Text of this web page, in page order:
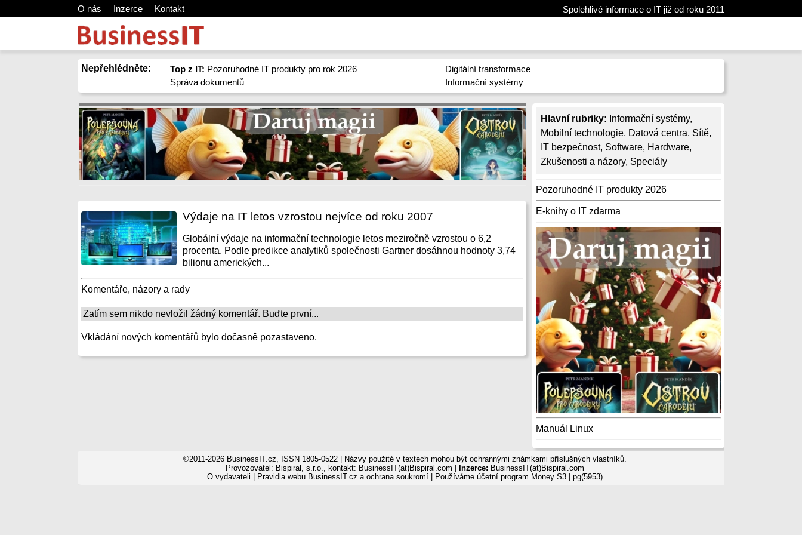
O nás Inzerce Kontakt Spolehlivé informace o IT již od roku 2011
Nepřehlédněte: Top z IT: Pozoruhodné IT produkty pro rok 2026
Správa dokumentů
Digitální transformace
Informační systémy
Hlavní rubriky: Informační systémy,
Mobilní technologie, Datová centra, Sítě,
IT bezpečnost, Software, Hardware,
Zkušenosti a názory, Speciály
Pozoruhodné IT produkty 2026
E-knihy o IT zdarma
Manuál Linux
Výdaje na IT letos vzrostou nejvíce od roku 2007
Globální výdaje na informační technologie letos meziročně vzrostou o 6,2
procenta. Podle predikce analytiků společnosti Gartner dosáhnou hodnoty 3,74
bilionu amerických...
Komentáře, názory a rady
Zatím sem nikdo nevložil žádný komentář. Buďte první...
Vkládání nových komentářů bylo dočasně pozastaveno.
©2011-2026 BusinessIT.cz, ISSN 1805-0522 | Názvy použité v textech mohou být ochrannými známkami příslušných vlastníků.
Provozovatel: Bispiral, s.r.o., kontakt: BusinessIT(at)Bispiral.com |
Inzerce: BusinessIT(at)Bispiral.com
O vydavateli
Pravidla webu BusinessIT.cz a ochrana soukromí| Používáme účetní program Money S3| pg(5953)